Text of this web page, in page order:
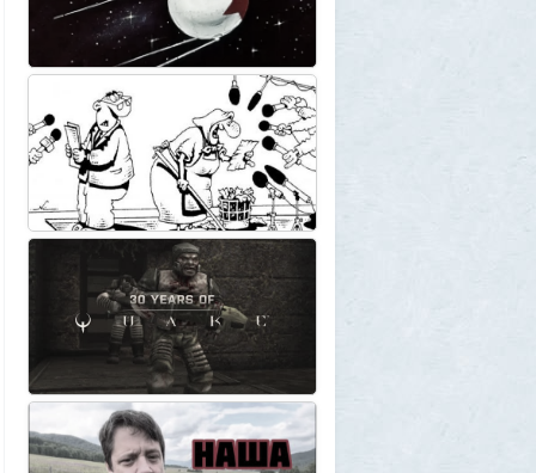
BratOK
1 августа 2026, 00:16
Почему иностранцы охотятся за
советским радиоприёмником
«Океан-214»
Allarm
31 июля 2026, 13:09
127 минут в аду: что успела снять
«Венера-13» до того, как её убила жара
2
muskul 31 июля 2026, 08:53
1
31 июля 2026, 08:02
«Жена присаживалась к детям и
тихонько говорила на русском»: как
латвиец переехал в Псковскую область
Ult
31 июля 2026, 01:06
Борис Вальехо написал последнюю
картину и уходит на покой
1